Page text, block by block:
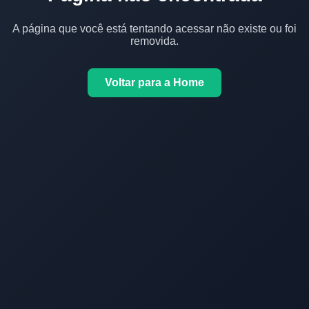
A página que você está tentando acessar não existe ou foi
removida.
Voltar para a Home